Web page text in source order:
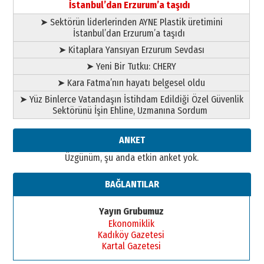
İstanbul’dan Erzurum’a taşıdı
➤ Sektörün liderlerinden AYNE Plastik üretimini
İstanbul’dan Erzurum’a taşıdı
➤ Kitaplara Yansıyan Erzurum Sevdası
➤ Yeni Bir Tutku: CHERY
➤ Kara Fatma’nın hayatı belgesel oldu
➤ Yüz Binlerce Vatandaşın İstihdam Edildiği Özel Güvenlik
Sektörünü İşin Ehline, Uzmanına Sordum
ANKET
Üzgünüm, şu anda etkin anket yok.
BAĞLANTILAR
Yayın Grubumuz
Ekonomiklik
Kadıköy Gazetesi
Kartal Gazetesi